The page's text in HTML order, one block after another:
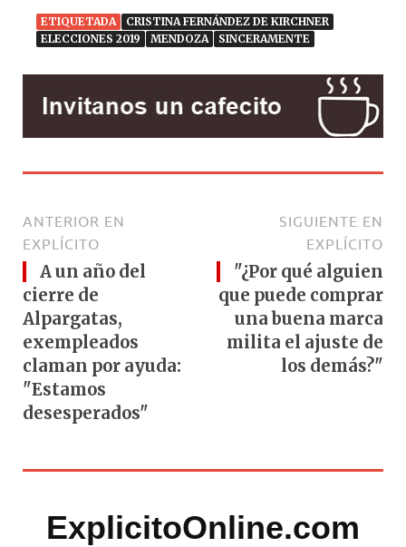
ETIQUETADA
CRISTINA FERNÁNDEZ DE KIRCHNER
ELECCIONES 2019
MENDOZA SINCERAMENTE
ANTERIOR EN
EXPLÍCITO
A un año del
cierre de
Alpargatas,
exempleados
claman por ayuda:
"Estamos
desesperados"
SIGUIENTE EN
EXPLÍCITO
"¿Por qué alguien
que puede comprar
una buena marca
milita el ajuste de
los demás?"
ExplicitoOnline.com